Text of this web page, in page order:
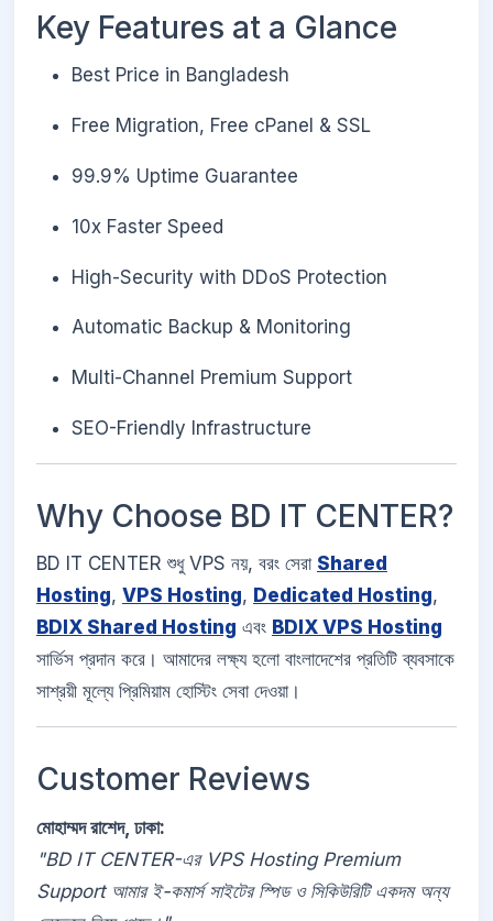
Key Features at a Glance
Best Price in Bangladesh
Free Migration, Free cPanel & SSL
99.9% Uptime Guarantee
10x Faster Speed
High-Security with DDoS Protection
Automatic Backup & Monitoring
Multi-Channel Premium Support
SEO-Friendly Infrastructure
Why Choose BD IT CENTER?
BD IT CENTER শুধু VPS নয়, বরং সেরা Shared
Hosting, VPS Hosting, Dedicated Hosting,
BDIX Shared Hosting এবং BDIX VPS Hosting
সার্ভিস প্রদান করে। আমাদের লক্ষ্য হলো বাংলাদেশের প্রতিটি ব্যবসাকে
সাশ্রয়ী মূল্যে প্রিমিয়াম হোস্টিং সেবা দেওয়া।
Customer Reviews
মোহাম্মদ রাশেদ, ঢাকা:
"BD IT CENTER-এর VPS Hosting Premium
Support আমার ই-কমার্স সাইটের স্পিড ও সিকিউরিটি একদম অন্য